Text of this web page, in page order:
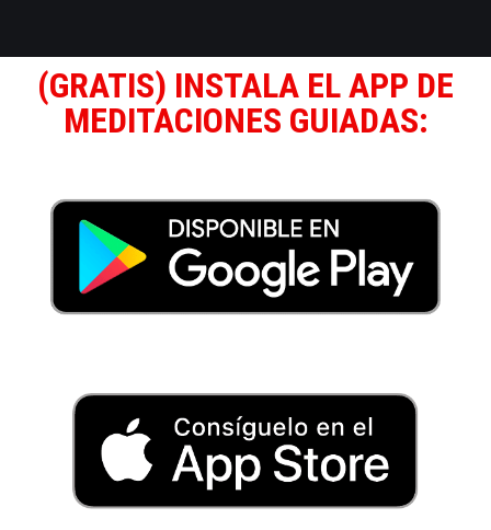
(GRATIS) INSTALA EL APP DE
MEDITACIONES GUIADAS: